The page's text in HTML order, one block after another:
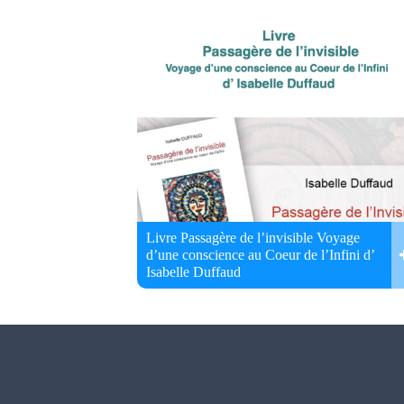
Livre Passagère de l’invisible Voyage
d’une conscience au Coeur de l’Infini d’
Isabelle Duffaud